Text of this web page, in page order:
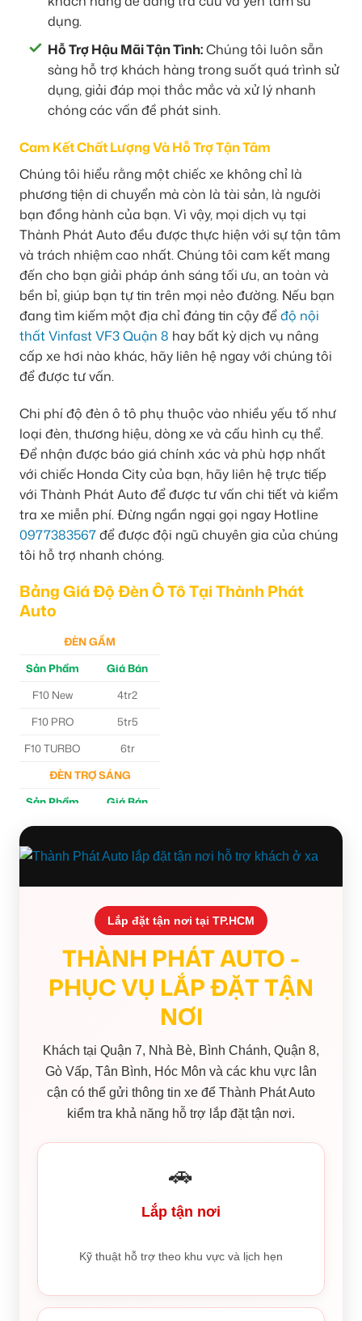
dụng.
Hỗ Trợ Hậu Mãi Tận Tình:Chúng tôi luôn sẵn
sàng hỗ trợ khách hàng trong suốt quá trình sử
dụng, giải đáp mọi thắc mắc và xử lý nhanh
chóng các vấn đề phát sinh.
Cam Kết Chất Lượng Và Hỗ Trợ Tận Tâm
Chúng tôi hiểu rằng một chiếc xe không chỉ là
phương tiện di chuyển mà còn là tài sản, là người
bạn đồng hành của bạn. Vì vậy, mọi dịch vụ tại
Thành Phát Auto đều được thực hiện với sự tận tâm
và trách nhiệm cao nhất. Chúng tôi cam kết mang
đến cho bạn giải pháp ánh sáng tối ưu, an toàn và
bền bỉ, giúp bạn tự tin trên mọi nẻo đường. Nếu bạn
đang tìm kiếm một địa chỉ đáng tin cậy đểđộ nội
thất Vinfast VF3 Quận 8 hay bất kỳ dịch vụ nâng
cấp xe hơi nào khác, hãy liên hệ ngay với chúng tôi
để được tư vấn.
Chi phí độ đèn ô tô phụ thuộc vào nhiều yếu tố như
loại đèn, thương hiệu, dòng xe và cấu hình cụ thể.
Để nhận được báo giá chính xác và phù hợp nhất
với chiếc Honda City của bạn, hãy liên hệ trực tiếp
với Thành Phát Auto để được tư vấn chi tiết và kiểm
tra xe miễn phí. Đừng ngần ngại gọi ngay Hotline
0977383567để được đội ngũ chuyên gia của chúng
tôi hỗ trợ nhanh chóng.
Bảng Giá Độ Đèn Ô Tô Tại Thành Phát
Auto
ĐÈN GẦM
Sản Phẩm
Giá Bán
F10 New
4tr2
F10 PRO
5tr5
F10 TURBO
6tr
ĐÈN TRỢ SÁNG
Sản Phẩm
Giá Bán
M30 Ultra
4tr5
Aozoom EX3
5tr
Lắp đặt tận nơi tại TP.HCM
THÀNH PHÁT AUTO -
PHỤC VỤ LẮP ĐẶT TẬN
NƠI
Khách tại Quận 7, Nhà Bè, Bình Chánh, Quận 8,
Gò Vấp, Tân Bình, Hóc Môn và các khu vực lân
cận có thể gửi thông tin xe để Thành Phát Auto
kiểm tra khả năng hỗ trợ lắp đặt tận nơi.
🚗
Lắp tận nơi
Kỹ thuật hỗ trợ theo khu vực và lịch hẹn